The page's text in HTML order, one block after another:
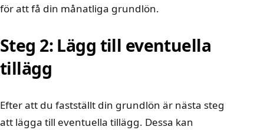
för att få din månatliga grundlön.
Steg 2: Lägg till eventuella
tillägg
Efter att du fastställt din grundlön är nästa steg
att lägga till eventuella tillägg. Dessa kan